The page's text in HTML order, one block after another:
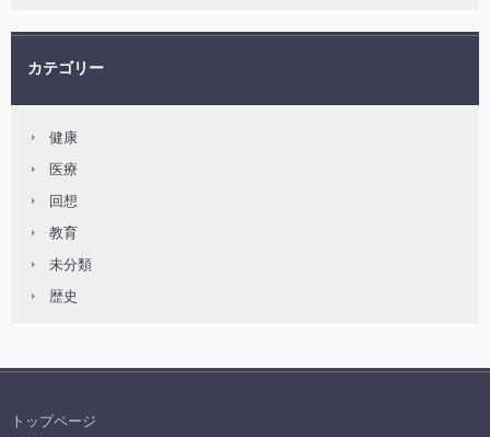
カテゴリー
健康
医療
回想
教育
未分類
歴史
トップページ